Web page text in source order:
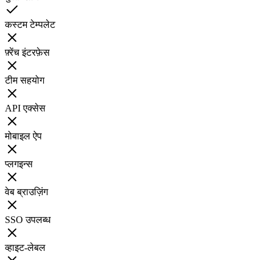
कस्टम टेम्पलेट
फ़्रेंच इंटरफ़ेस
टीम सहयोग
API एक्सेस
मोबाइल ऐप
प्लगइन्स
वेब ब्राउज़िंग
SSO उपलब्ध
व्हाइट-लेबल